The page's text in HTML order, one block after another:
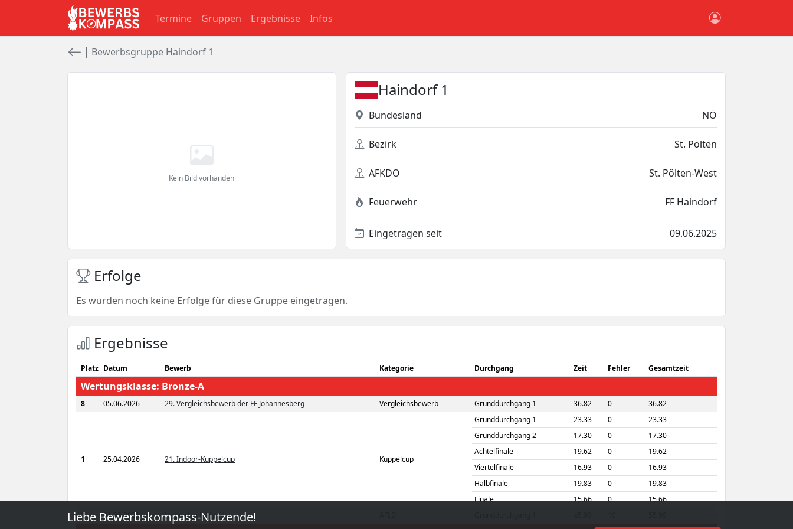
Termine Gruppen Ergebnisse Infos
Bewerbsgruppe Haindorf 1
Kein Bild vorhanden
Haindorf 1
Bundesland NÖ
Bezirk St. Pölten
AFKDO St. Pölten-West
Feuerwehr FF Haindorf
Eingetragen seit 09.06.2025
Erfolge
Es wurden noch keine Erfolge für diese Gruppe eingetragen.
Ergebnisse
Platz Datum Bewerb Kategorie Durchgang Zeit Fehler Gesamtzeit
Wertungsklasse: Bronze-A
8 05.06.2026 29. Vergleichsbewerb der FF Johannesberg Vergleichsbewerb Grunddurchgang 1 36.82 0 36.82
1 25.04.2026 21. Indoor-Kuppelcup Kuppelcup
Grunddurchgang 1 23.33 0
23.33
Grunddurchgang 2
17.30 0
17.30
Achtelfinale
19.62 0
19.62
Viertelfinale
16.93 0
16.93
Halbfinale
19.83 0
19.83
Finale
15.66 0
15.66
3
31.05.2025 Hafnerbach Markt
Liebe Bewerbskompass-Nutzende!